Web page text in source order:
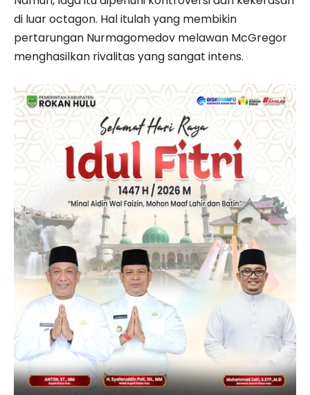
di luar octagon. Hal itulah yang membikin
pertarungan Nurmagomedov melawan McGregor
menghasilkan rivalitas yang sangat intens.